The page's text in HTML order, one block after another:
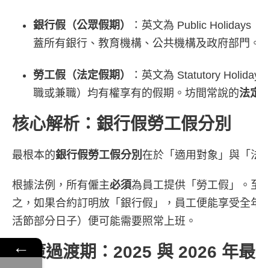
銀行假（公眾假期）
：英文為 Public
蓋所有銀行、教育機構、公共機構及政府部門
勞工假（法定假期）
：英文為 Statutory
職或兼職）均有權享有的假期。坊間常說的法
核心解析：銀行假勞工假分別
最根本的銀行假勞工假分別 在於「適用對象」與「
根據法例，所有僱主必須為員工提供「勞工假」。
之，如果合約訂明放「銀行假」，員工便能享受
活節部分日子）便可能需要照常上班。
政策過渡期：2025 與 2026 年
←